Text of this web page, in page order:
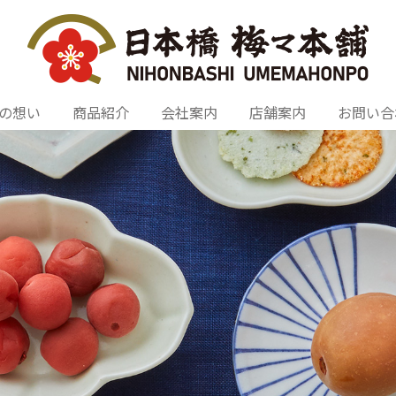
想い 商品紹介 会社案内 店舗案内 お問い